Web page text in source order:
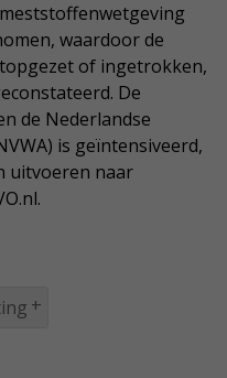
waardoor de
of ingetrokken,
De
de Nederlandse
is geïntensiveerd,
uitvoeren naar